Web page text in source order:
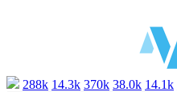
288k 14.3k 370k 38.0k 14.1k